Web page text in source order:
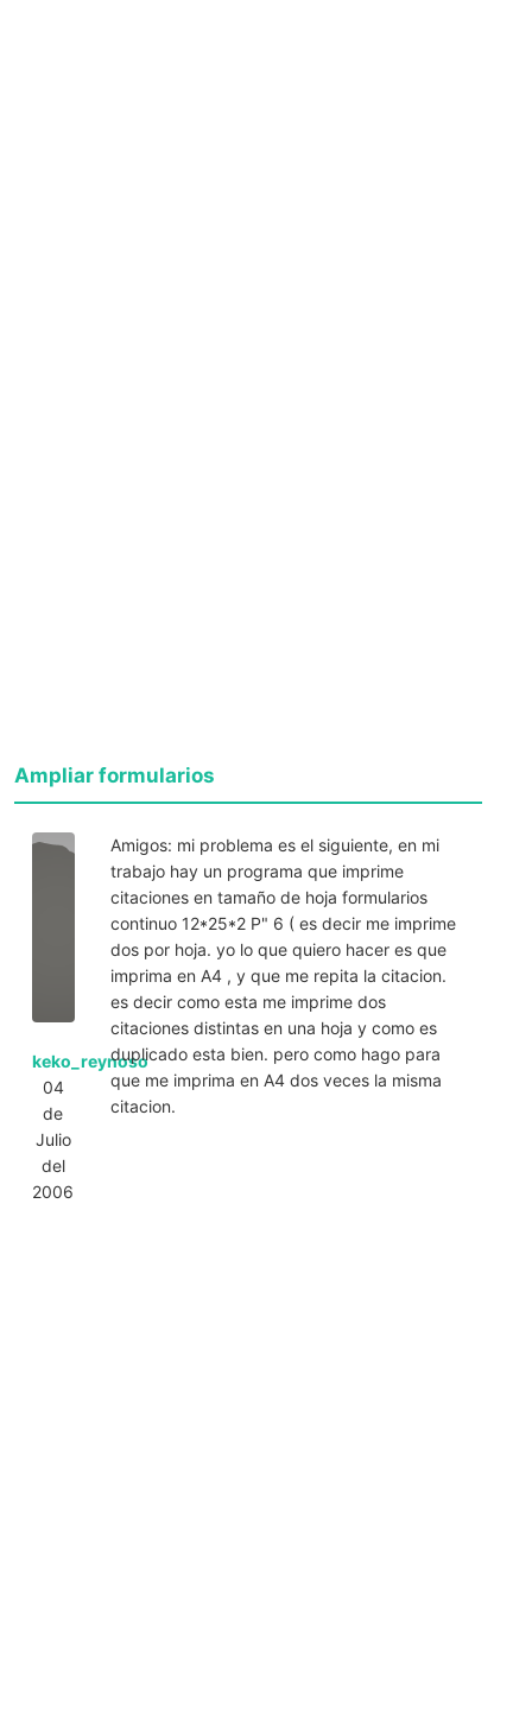
Ampliar formularios
keko_reynoso
04
de
Julio
del
2006
Amigos: mi problema es el siguiente, en mi
trabajo hay un programa que imprime
citaciones en tamaño de hoja formularios
continuo 12*25*2 P" 6 ( es decir me imprime
dos por hoja. yo lo que quiero hacer es que
imprima en A4 , y que me repita la citacion.
es decir como esta me imprime dos
citaciones distintas en una hoja y como es
duplicado esta bien. pero como hago para
que me imprima en A4 dos veces la misma
citacion.